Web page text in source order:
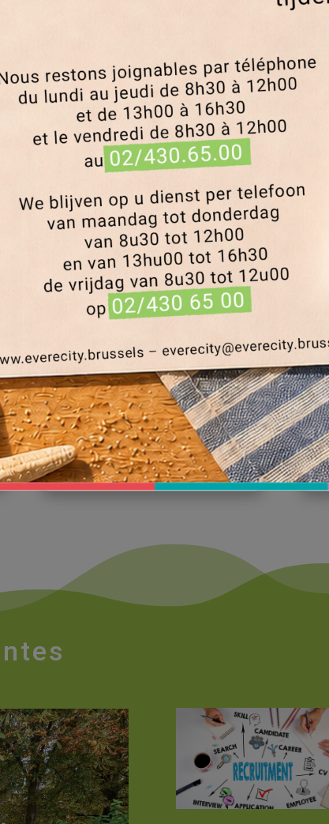
Nous sommes accessibles par :

Visiter
Av. A. Vermeylen 58/1
1140 Evere
Nous visiter